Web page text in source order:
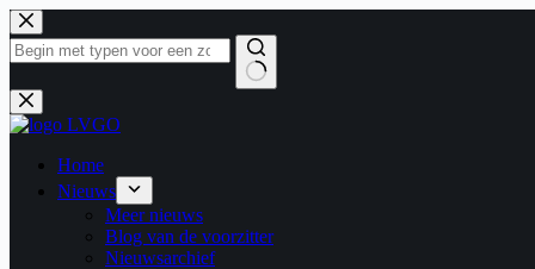
Ga
naar
de
Geen
resultaten
Home
Nieuws
Meer nieuws
Blog van de voorzitter
Nieuwsarchief